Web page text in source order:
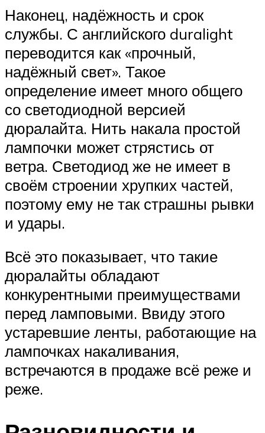
Наконец, надёжность и срок
службы. С английского duralight
переводится как «прочный,
надёжный свет». Такое
определение имеет много общего
со светодиодной версией
дюралайта. Нить накала простой
лампочки может стрястись от
ветра. Светодиод же не имеет в
своём строении хрупких частей,
поэтому ему не так страшны рывки
и удары.
Всё это показывает, что такие
дюралайты обладают
конкурентными преимуществами
перед ламповыми. Ввиду этого
устаревшие ленты, работающие на
лампочках накаливания,
встречаются в продаже всё реже и
реже.